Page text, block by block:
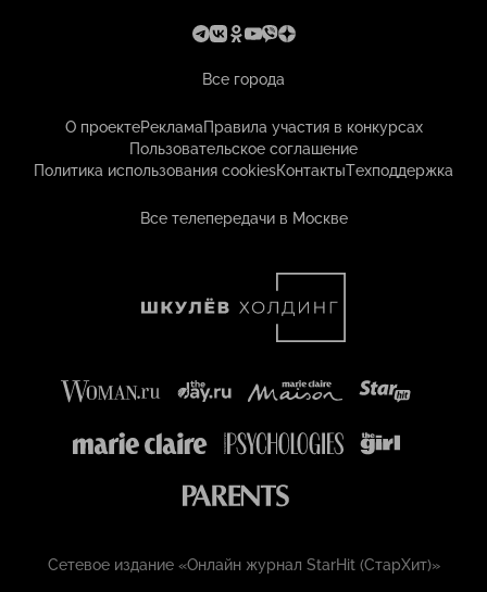
Все города
О проектеРекламаПравила участия в конкурсах
Пользовательское соглашение
Политика использования cookiesКонтактыТехподдержка
Все телепередачи в Москве
Сетевое издание «Онлайн журнал StarHit (СтарХит)»